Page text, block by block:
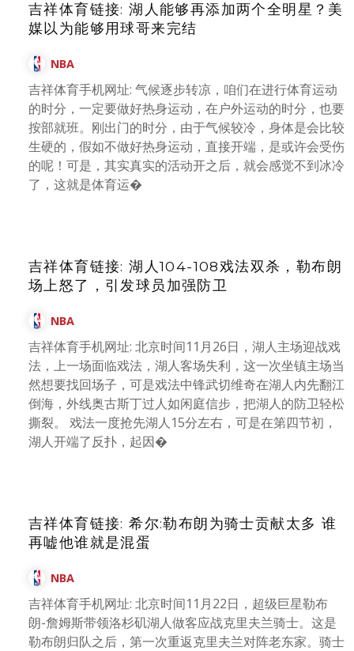
吉祥体育链接: 湖人能够再添加两个全明星？美
媒以为能够用球哥来完结
NBA
吉祥体育手机网址: 气候逐步转凉，咱们在进行体育运动
的时分，一定要做好热身运动，在户外运动的时分，也要
按部就班。刚出门的时分，由于气候较冷，身体是会比较
生硬的，假如不做好热身运动，直接开端，是或许会受伤
的呢！可是，其实真实的活动开之后，就会感觉不到冰冷
了，这就是体育运�
吉祥体育链接: 湖人104-108戏法双杀，勒布朗
场上怒了，引发球员加强防卫
NBA
吉祥体育手机网址: 北京时间11月26日，湖人主场迎战戏
法，上一场面临戏法，湖人客场失利，这一次坐镇主场当
然想要找回场子，可是戏法中锋武切维奇在湖人内先翻江
倒海，外线奥古斯丁过人如闲庭信步，把湖人的防卫轻松
撕裂。 戏法一度抢先湖人15分左右，可是在第四节初，
湖人开端了反扑，起因�
吉祥体育链接: 希尔:勒布朗为骑士贡献太多 谁
再嘘他谁就是混蛋
NBA
吉祥体育手机网址: 北京时间11月22日，超级巨星勒布
朗-詹姆斯带领洛杉矶湖人做客应战克里夫兰骑士。这是
勒布朗归队之后，第一次重返克里夫兰对阵老东家。骑士